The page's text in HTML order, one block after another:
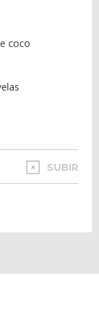
coco
SUBIR